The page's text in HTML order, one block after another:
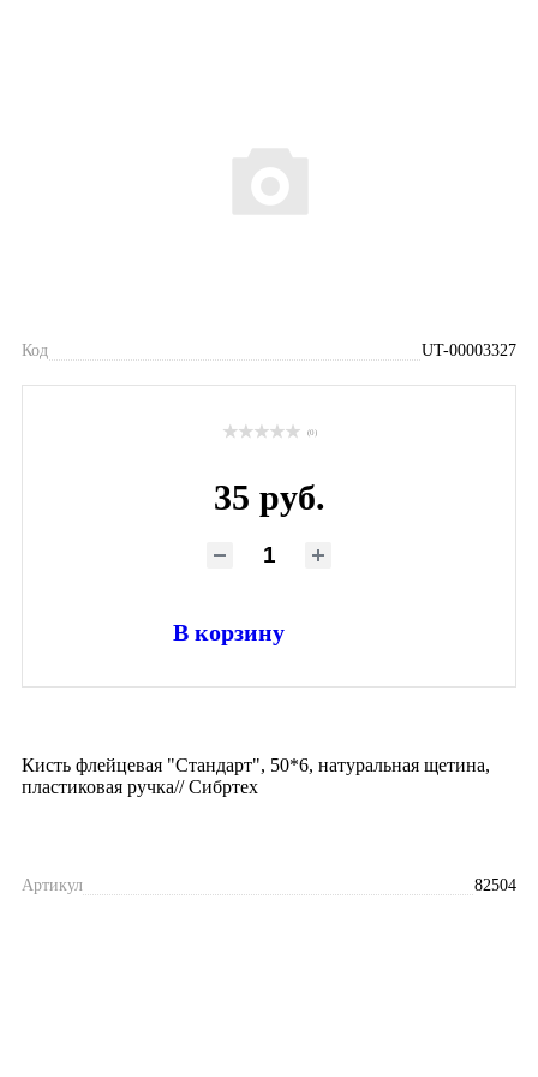
Код UT-00003327
(0)
35 руб.
В корзину
Кисть флейцевая "Стандарт", 50*6, натуральная щетина,
пластиковая ручка// Сибртех
Артикул 82504